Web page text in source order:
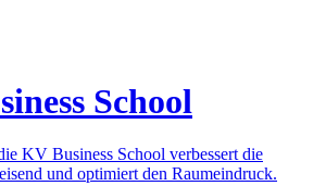
School
KV Business School verbessert die
und optimiert den Raumeindruck.